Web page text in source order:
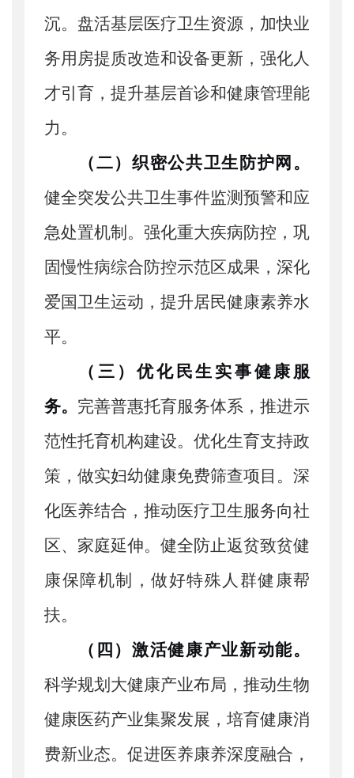
沉。盘活基层医疗卫生资源，加快业
务用房提质改造和设备更新，强化人
才引育，提升基层首诊和健康管理能
力。
（二）织密公共卫生防护网。
健全突发公共卫生事件监测预警和应
急处置机制。强化重大疾病防控，巩
固慢性病综合防控示范区成果，深化
爱国卫生运动，提升居民健康素养水
平。
（三）优化民生实事健康服
务。 完善普惠托育服务体系，推进示
范性托育机构建设。优化生育支持政
策，做实妇幼健康免费筛查项目。深
化医养结合，推动医疗卫生服务向社
区、家庭延伸。健全防止返贫致贫健
康保障机制，做好特殊人群健康帮
扶。
（四）激活健康产业新动能。
科学规划大健康产业布局，推动生物
健康医药产业集聚发展，培育健康消
费新业态。促进医养康养深度融合，